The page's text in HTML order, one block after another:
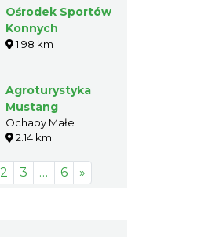
Ośrodek Sportów
Konnych
1.98 km
Agroturystyka
Mustang
Ochaby Małe
2.14 km
2 3 … 6 »